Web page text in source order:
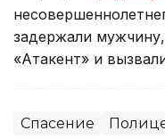
задержали
«Атакент» и
Спасение